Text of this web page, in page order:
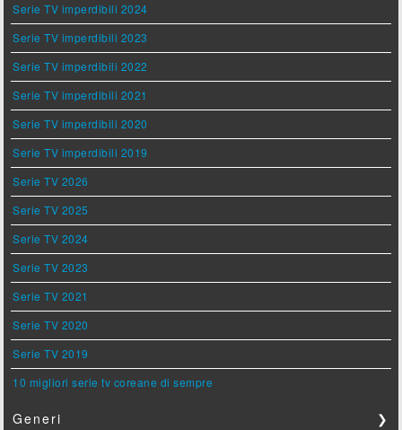
Serie TV imperdibili 2024
Serie TV imperdibili 2023
Serie TV imperdibili 2022
Serie TV imperdibili 2021
Serie TV imperdibili 2020
Serie TV imperdibili 2019
Serie TV 2026
Serie TV 2025
Serie TV 2024
Serie TV 2023
Serie TV 2021
Serie TV 2020
Serie TV 2019
10 migliori serie tv coreane di sempre
Generi ❯